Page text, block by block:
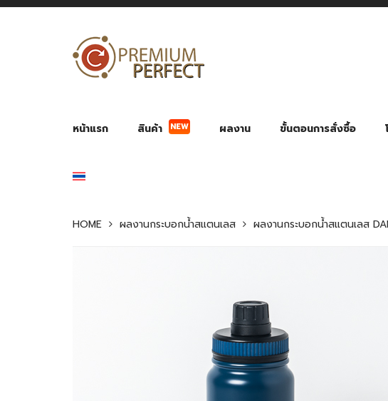
หน้าแรก สินค้า NEW ผลงาน ขั้นตอนการสั่งซื้อ
HOME ผลงานกระบอกน้ำสแตนเลส ผลงานกระบอกน้ำสแตนเลส